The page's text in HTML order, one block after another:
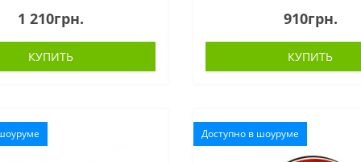
необходимые для регулир..
1 210грн.
КУПИТЬ
бутылки с водой - возможности
910грн.
КУПИТЬ
Доступно в шоуруме